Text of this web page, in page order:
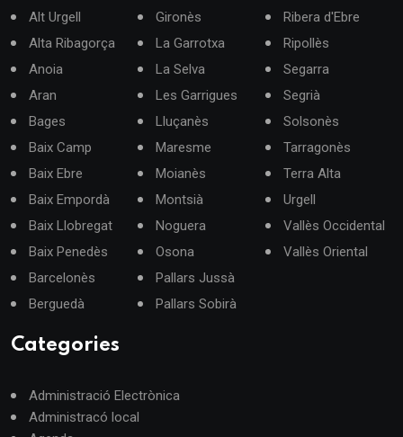
Alt Urgell
Alta Ribagorça
Anoia
Aran
Bages
Baix Camp
Baix Ebre
Baix Empordà
Baix Llobregat
Baix Penedès
Barcelonès
Berguedà
Gironès
La Garrotxa
La Selva
Les Garrigues
Lluçanès
Maresme
Moianès
Montsià
Noguera
Osona
Pallars Jussà
Pallars Sobirà
Ribera d'Ebre
Ripollès
Segarra
Segrià
Solsonès
Tarragonès
Terra Alta
Urgell
Vallès Occidental
Vallès Oriental
Categories
Administració Electrònica
Administracó local